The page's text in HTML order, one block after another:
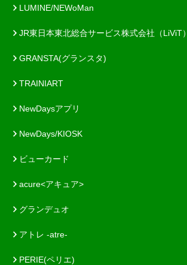
LUMINE/NEWoMan
JR東日本東北総合サービス株式会社（LiViT）
GRANSTA(グランスタ)
TRAINIART
NewDaysアプリ
NewDays/KIOSK
ビューカード
acure<アキュア>
グランデュオ
アトレ -atre-
PERIE(ペリエ)